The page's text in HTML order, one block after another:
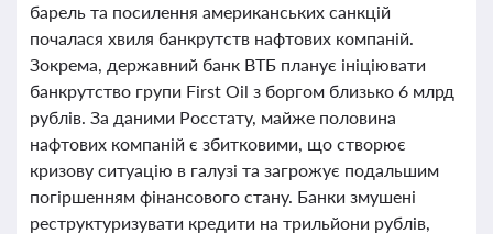
барель та посилення американських санкцій
почалася хвиля банкрутств нафтових компаній.
Зокрема, державний банк ВТБ планує ініціювати
банкрутство групи First Oil з боргом близько 6 млрд
рублів. За даними Росстату, майже половина
нафтових компаній є збитковими, що створює
кризову ситуацію в галузі та загрожує подальшим
погіршенням фінансового стану. Банки змушені
реструктуризувати кредити на трильйони рублів,